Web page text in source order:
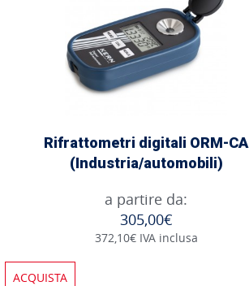
Rifrattometri digitali ORM-CA
(Industria/automobili)
a partire da:
305,00€
372,10€ IVA inclusa
ACQUISTA